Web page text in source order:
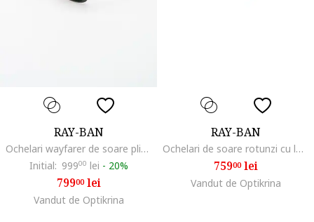
RAY-BAN
Ochelari wayfarer de soare pliabili, Negru
Initial: 99900 lei - 20%
79900lei
Vandut de Optikrina
RAY-BAN
Ochelari de soare rotunzi cu lentile in degrade
75900lei
Vandut de Optikrina